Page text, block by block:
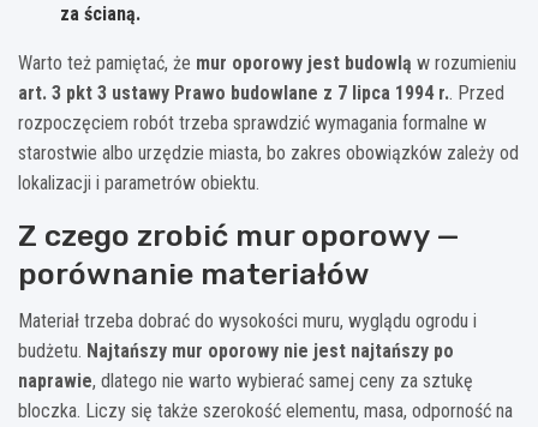
za ścianą.
Warto też pamiętać, że mur oporowy jest budowlą w rozumieniu
art. 3 pkt 3 ustawy Prawo budowlane z 7 lipca 1994 r.. Przed
rozpoczęciem robót trzeba sprawdzić wymagania formalne w
starostwie albo urzędzie miasta, bo zakres obowiązków zależy od
lokalizacji i parametrów obiektu.
Z czego zrobić mur oporowy —
porównanie materiałów
Materiał trzeba dobrać do wysokości muru, wyglądu ogrodu i
budżetu. Najtańszy mur oporowy nie jest najtańszy po
naprawie, dlatego nie warto wybierać samej ceny za sztukę
bloczka. Liczy się także szerokość elementu, masa, odporność na